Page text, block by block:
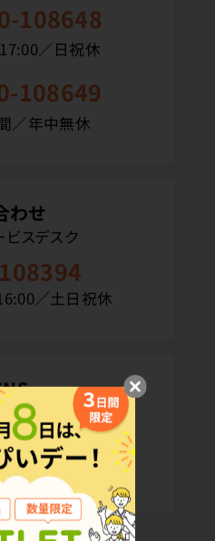
108648
／日祝休
108649
／年中無休
わせ
ビスデスク
／土日祝休